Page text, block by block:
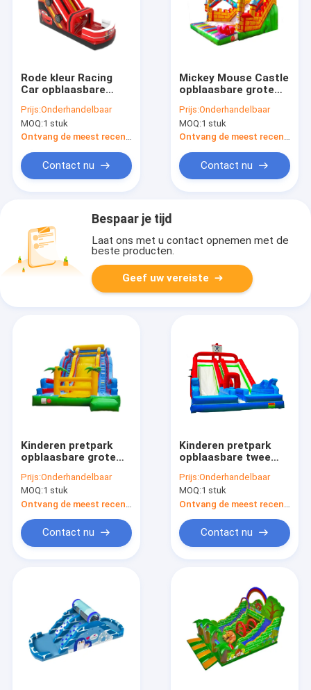
Rode kleur Racing
Car opblaasbare
huur
Prijs:Onderhandelbaar
MOQ:1 stuk
Ontvang de meest recente Prijs
Contact nu
Mickey Mouse Castle
opblaasbare grote
kinderen
Prijs:Onderhandelbaar
MOQ:1 stuk
Ontvang de meest recente Prijs
Contact nu
Bespaar je tijd
Laat ons met u contact opnemen met de
beste producten.
Geef uw vereiste
Kinderen pretpark
opblaasbare grote
palmbomen
Prijs:Onderhandelbaar
MOQ:1 stuk
Contact nu
Kinderen pretpark
opblaasbare twee
glijbaan te huur
Prijs:Onderhandelbaar
MOQ:1 stuk
Contact nu